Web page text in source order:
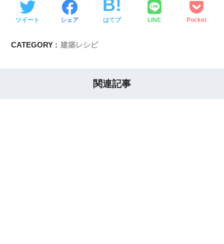
ツイート シェア はてブ LINE Pocket
CATEGORY : 建築レシピ
関連記事